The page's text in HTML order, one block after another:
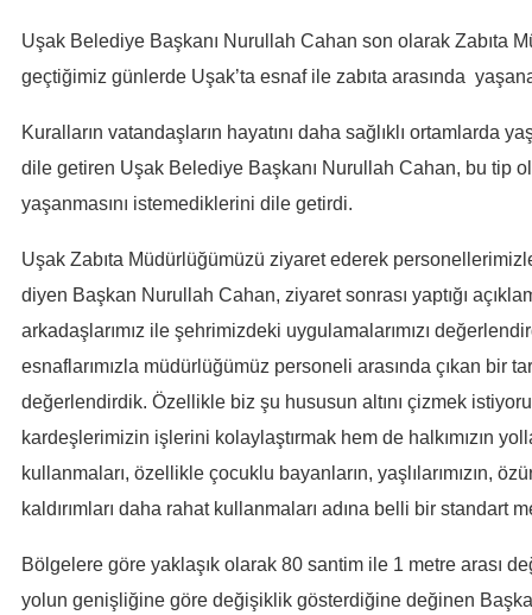
Uşak Belediye Başkanı Nurullah Cahan son olarak Zabıta
geçtiğimiz günlerde Uşak’ta esnaf ile zabıta arasında
Kuralların vatandaşların hayatını daha sağlıklı ortamlarda
dile getiren Uşak Belediye Başkanı Nurullah Cahan, bu tip
yaşanmasını istemediklerini dile getirdi.
Uşak Zabıta Müdürlüğümüzü ziyaret ederek
diyen Başkan Nurullah Cahan, ziyaret sonrası yaptığı
arkadaşlarımız ile şehrimizdeki uygulamalarımızı
esnaflarımızla müdürlüğümüz personeli arasında çıkan bir
değerlendirdik. Özellikle biz şu hususun altını çizmek
kardeşlerimizin işlerini kolaylaştırmak hem de halkımızın
kullanmaları, özellikle çocuklu bayanların, yaşlılarımızın,
kaldırımları daha rahat kullanmaları adına belli bir standart
Bölgelere göre yaklaşık olarak 80 santim ile 1 metre arası
yolun genişliğine göre değişiklik gösterdiğine değinen
Magazin
POLİTİKA
SPOR
VEFATLAR
Yerel